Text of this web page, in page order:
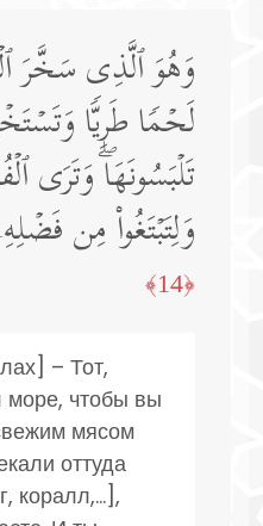
وَهُوَ ٱلَّذِی سَخَّرَ
لَحۡمࣰا طَرِیࣰّا
تَلۡبَسُونَهَاۖ وَتَرَى
وَلِتَبۡتَغُوا۟ مِن
﴿14﴾
– Тот,
море, чтобы вы
мясом
оттуда
коралл,...],